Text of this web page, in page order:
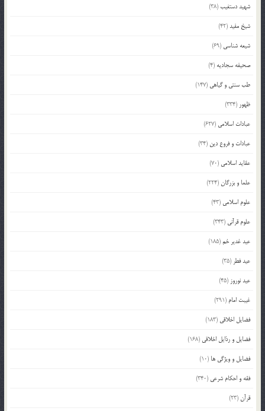
شهید دستغیب(38)
شیخ مفید(42)
شیعه شناسی (69)
صحیفه سجادیه (4)
طب سنتی و گیاهی (147)
ظهور (334)
عبادات اسلامی (627)
عبادات و فروع دین (34)
عقاید اسلامی (70)
علما و بزرگان(224)
علوم اسلامی (43)
علوم قرآنی (343)
عید غدیر خم(185)
عید فطر (35)
عید نوروز (45)
غیبت امام (291)
فضایل اخلاقی (183)
فضایل و رذایل اخلاقی (168)
فضایل و ویژگی ها (10)
فقه و احکام شرعی (340)
قرآن(23)